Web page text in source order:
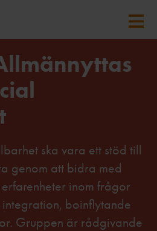
ska vara ett stöd till
genom att bidra med
inom frågor
boinflytande
Gruppen är rådgivande